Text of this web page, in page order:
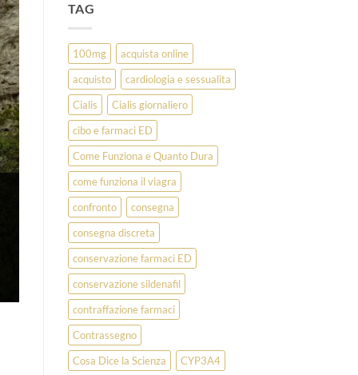
TAG
100mg
acquista online
acquisto
cardiologia e sessualita
Cialis
Cialis giornaliero
cibo e farmaci ED
Come Funziona e Quanto Dura
come funziona il viagra
confronto
consegna
consegna discreta
conservazione farmaci ED
conservazione sildenafil
contraffazione farmaci
Contrassegno
Cosa Dice la Scienza
CYP3A4